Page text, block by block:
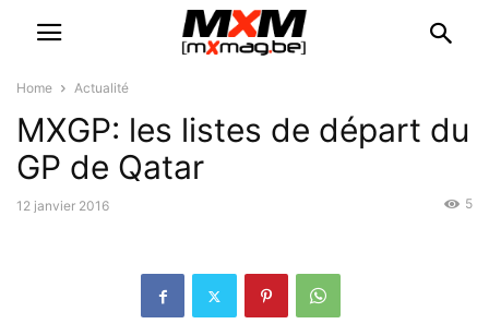
Home Actualité
MXGP: les listes de départ du
GP de Qatar
12 janvier 2016 5